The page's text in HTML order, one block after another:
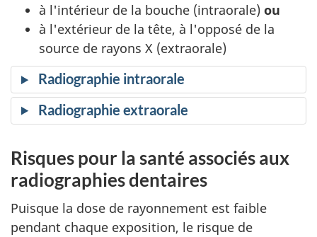
à l'intérieur de la bouche (intraorale) ou
à l'extérieur de la tête, à l'opposé de la
source de rayons X (extraorale)
Radiographie intraorale
Radiographie extraorale
Risques pour la santé associés aux
radiographies dentaires
Puisque la dose de rayonnement est faible
pendant chaque exposition, le risque de